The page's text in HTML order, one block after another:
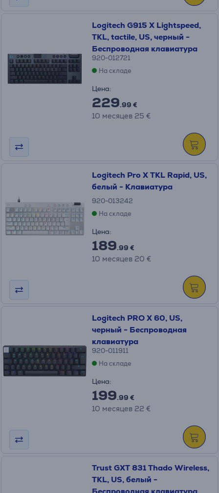
Logitech G915 X Lightspeed,
TKL, tactile, US, черный -
Беспроводная клавиатура
920-012721
На складе
Цена:
229.99 €
10 месяцев 25 €
Logitech Pro X TKL Rapid, US,
белый - Клавиатура
920-013242
На складе
Цена:
189.99 €
10 месяцев 20 €
Logitech PRO X 60, US,
черный - Беспроводная
клавиатура
920-011911
На складе
Цена:
199.99 €
10 месяцев 22 €
Trust GXT 831 Thado Wireless,
TKL, US, белый -